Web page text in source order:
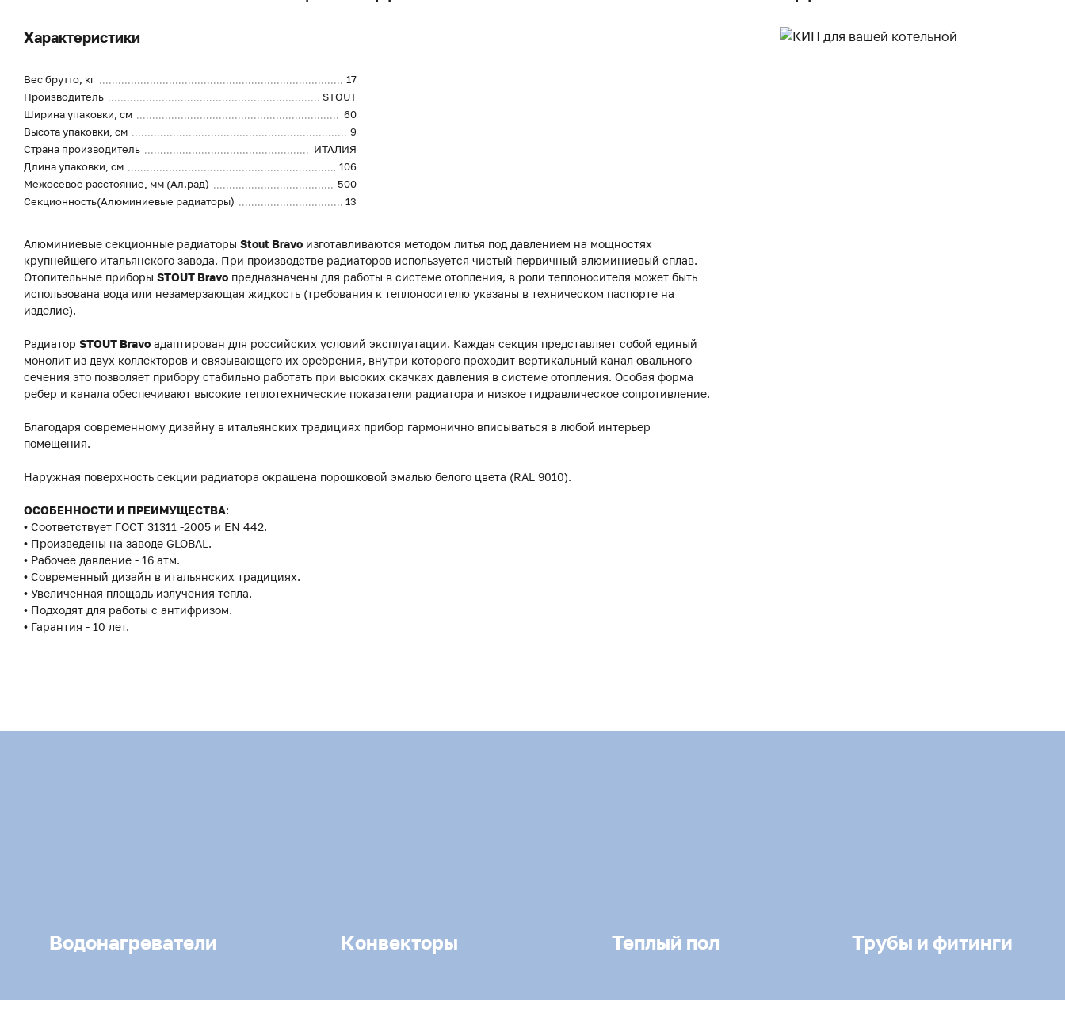
Характеристики
Вес брутто, кг
17
Производитель
STOUT
Ширина упаковки, см
60
Высота упаковки, см
9
Страна производитель
ИТАЛИЯ
Длина упаковки, см
106
Межосевое расстояние, мм (Ал.рад)
500
Секционность(Алюминиевые радиаторы)
13
Алюминиевые секционные радиаторы Stout Bravo изготавливаются методом литья под давлением на мощностях
крупнейшего итальянского завода. При производстве радиаторов используется чистый первичный алюминиевый сплав.
Отопительные приборы STOUT Bravo предназначены для работы в системе отопления, в роли теплоносителя может быть
использована вода или незамерзающая жидкость (требования к теплоносителю указаны в техническом паспорте на
изделие).
Радиатор STOUT Bravo адаптирован для российских условий эксплуатации. Каждая секция представляет собой единый
монолит из двух коллекторов и связывающего их оребрения, внутри которого проходит вертикальный канал овального
сечения это позволяет прибору стабильно работать при высоких скачках давления в системе отопления. Особая форма
ребер и канала обеспечивают высокие теплотехнические показатели радиатора и низкое гидравлическое сопротивление.
Благодаря современному дизайну в итальянских традициях прибор гармонично вписываться в любой интерьер
помещения.
Наружная поверхность секции радиатора окрашена порошковой эмалью белого цвета (RAL 9010).
ОСОБЕННОСТИ И ПРЕИМУЩЕСТВА:
• Соответствует ГОСТ 31311 -2005 и EN 442.
• Произведены на заводе GLOBAL.
• Рабочее давление - 16 атм.
• Современный дизайн в итальянских традициях.
• Увеличенная площадь излучения тепла.
• Подходят для работы с антифризом.
• Гарантия - 10 лет.
Водонагреватели Конвекторы Теплый пол Трубы и фитинги